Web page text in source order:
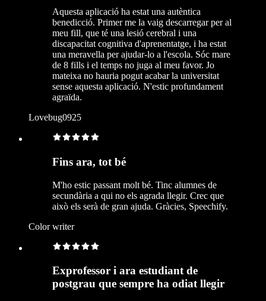
Aquesta aplicació ha estat una autèntica
benedicció. Primer me la vaig descarregar per al
meu fill, que té una lesió cerebral i una
discapacitat cognitiva d'aprenentatge, i ha estat
una meravella per ajudar-lo a l'escola. Sóc mare
de 8 fills i el temps no juga al meu favor. Jo
mateixa no hauria pogut acabar la universitat
sense aquesta aplicació. N'estic profundament
agraïda.
Lovebug0925
Fins ara, tot bé
M'ho estic passant molt bé. Tinc alumnes de
secundària a qui no els agrada llegir. Crec que
això els serà de gran ajuda. Gràcies, Speechify.
Color writer
Exprofessor i ara estudiant de
postgrau que sempre ha odiat llegir